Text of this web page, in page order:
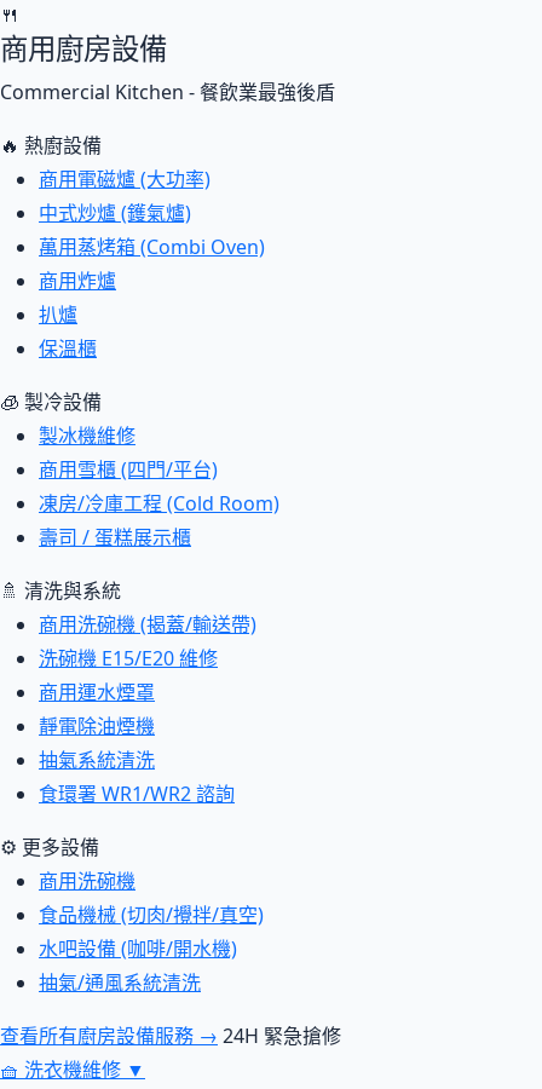
🍴
商用廚房設備
Commercial Kitchen - 餐飲業最強後盾
🔥 熱廚設備
商用電磁爐 (大功率)
中式炒爐 (鑊氣爐)
萬用蒸烤箱 (Combi Oven)
商用炸爐
扒爐
保溫櫃
🧊 製冷設備
製冰機維修
商用雪櫃 (四門/平台)
凍房/冷庫工程 (Cold Room)
壽司 / 蛋糕展示櫃
🚿 清洗與系統
商用洗碗機 (揭蓋/輸送帶)
洗碗機 E15/E20 維修
商用運水煙罩
靜電除油煙機
抽氣系統清洗
食環署 WR1/WR2 諮詢
⚙ 更多設備
商用洗碗機
食品機械 (切肉/攪拌/真空)
水吧設備 (咖啡/開水機)
抽氣/通風系統清洗
查看所有廚房設備服務 → 24H 緊急搶修
🧺 洗衣機維修 ▼